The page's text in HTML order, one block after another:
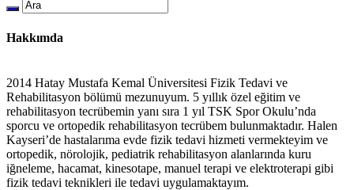
Hakkımda
2014 Hatay Mustafa Kemal Üniversitesi Fizik Tedavi ve
Rehabilitasyon bölümü mezunuyum. 5 yıllık özel eğitim ve
rehabilitasyon tecrübemin yanı sıra 1 yıl TSK Spor Okulu’nda
sporcu ve ortopedik rehabilitasyon tecrübem bulunmaktadır. Halen
Kayseri’de hastalarıma evde fizik tedavi hizmeti vermekteyim ve
ortopedik, nörolojik, pediatrik rehabilitasyon alanlarında kuru
iğneleme, hacamat, kinesotape, manuel terapi ve elektroterapi gibi
fizik tedavi teknikleri ile tedavi uygulamaktayım.